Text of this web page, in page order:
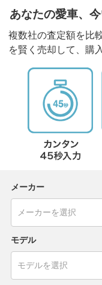
あなたの愛車、
複数社の査定額を比
を賢く売却して、購
メーカー
モデル